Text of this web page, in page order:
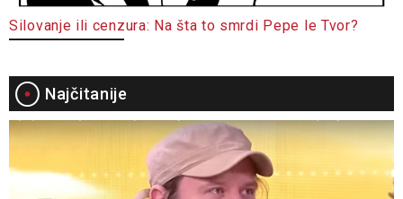
Silovanje ili cenzura: Na šta to smrdi Pepe le Tvor?
Najčitanije